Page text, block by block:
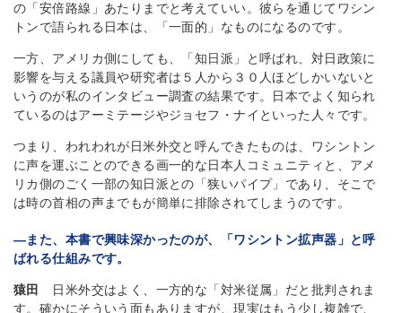
の「安倍路線」あたりまでと考えていい。彼らを通じてワシン
トンで語られる日本は、「一面的」なものになるのです。
一方、アメリカ側にしても、「知日派」と呼ばれ、対日政策に
影響を与える議員や研究者は５人から３０人ほどしかいないと
いうのが私のインタビュー調査の結果です。日本でよく知られ
ているのはアーミテージやジョセフ・ナイといった人々です。
つまり、われわれが日米外交と呼んできたものは、ワシントン
に声を運ぶことのできる画一的な日本人コミュニティと、アメ
リカ側のごく一部の知日派との「狭いパイプ」であり、そこで
は時の首相の声までもが簡単に排除されてしまうのです。
―また、本書で興味深かったのが、「ワシントン拡声器」と呼
ばれる仕組みです。
猿田
日米外交はよく、一方的な「対米従属」だと批判されま
す。確かにそういう面もありますが、現実はもう少し複雑で、